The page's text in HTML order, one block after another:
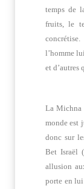
temps de
fruits, le
l’homme
et d’autres
La Michna
monde est
donc sur
Bet Israël
allusion
porte en